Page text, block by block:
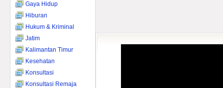
Gaya Hidup
Hiburan
Hukum & Kriminal
Jatim
Kalimantan Timur
Kesehatan
Konsultasi
Konsultasi Remaja